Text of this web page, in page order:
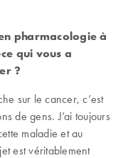
pharmacologie à
qui vous a
?
sur le cancer, c’est
de gens. J’ai toujours
maladie et au
est véritablement